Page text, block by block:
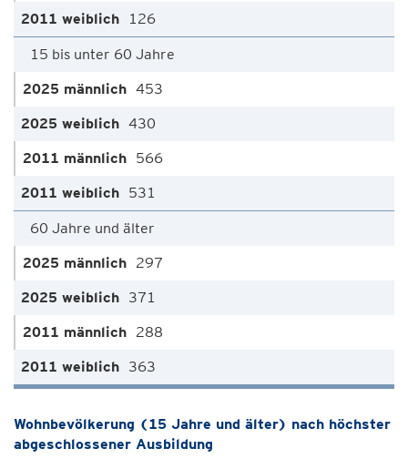
126
15 bis unter 60 Jahre
453
430
566
531
60 Jahre und älter
297
371
288
363
Wohnbevölkerung (15 Jahre und älter) nach höchster
abgeschlossener Ausbildung